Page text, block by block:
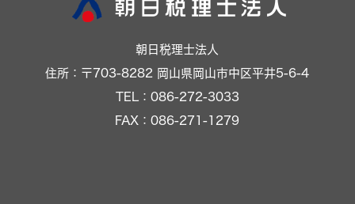
朝日税理士法人
住所：〒703-8282 岡山県岡山市中区平井5-6-4
TEL：086-272-3033
FAX：086-271-1279